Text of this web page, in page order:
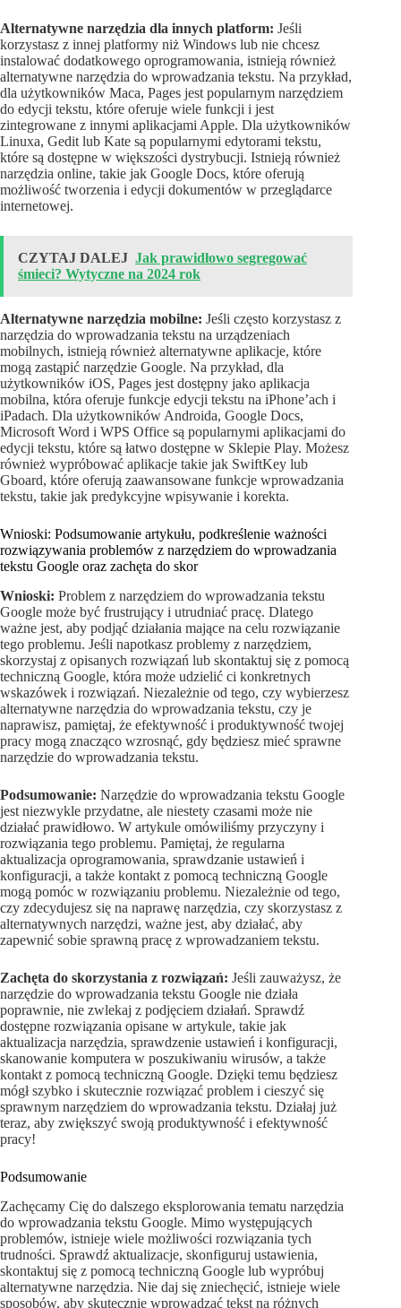
Alternatywne narzędzia dla innych platform: Jeśli
korzystasz z innej platformy niż Windows lub nie chcesz
instalować dodatkowego oprogramowania, istnieją również
alternatywne narzędzia do wprowadzania tekstu. Na przykład,
dla użytkowników Maca, Pages jest popularnym narzędziem
do edycji tekstu, które oferuje wiele funkcji i jest
zintegrowane z innymi aplikacjami Apple. Dla użytkowników
Linuxa, Gedit lub Kate są popularnymi edytorami tekstu,
które są dostępne w większości dystrybucji. Istnieją również
narzędzia online, takie jak Google Docs, które oferują
możliwość tworzenia i edycji dokumentów w przeglądarce
internetowej.
CZYTAJ DALEJ Jak prawidłowo segregować
śmieci? Wytyczne na 2024 rok
Alternatywne narzędzia mobilne: Jeśli często korzystasz z
narzędzia do wprowadzania tekstu na urządzeniach
mobilnych, istnieją również alternatywne aplikacje, które
mogą zastąpić narzędzie Google. Na przykład, dla
użytkowników iOS, Pages jest dostępny jako aplikacja
mobilna, która oferuje funkcje edycji tekstu na iPhone’ach i
iPadach. Dla użytkowników Androida, Google Docs,
Microsoft Word i WPS Office są popularnymi aplikacjami do
edycji tekstu, które są łatwo dostępne w Sklepie Play. Możesz
również wypróbować aplikacje takie jak SwiftKey lub
Gboard, które oferują zaawansowane funkcje wprowadzania
tekstu, takie jak predykcyjne wpisywanie i korekta.
Wnioski: Podsumowanie artykułu, podkreślenie ważności
rozwiązywania problemów z narzędziem do wprowadzania
tekstu Google oraz zachęta do skor
Wnioski: Problem z narzędziem do wprowadzania tekstu
Google może być frustrujący i utrudniać pracę. Dlatego
ważne jest, aby podjąć działania mające na celu rozwiązanie
tego problemu. Jeśli napotkasz problemy z narzędziem,
skorzystaj z opisanych rozwiązań lub skontaktuj się z pomocą
techniczną Google, która może udzielić ci konkretnych
wskazówek i rozwiązań. Niezależnie od tego, czy wybierzesz
alternatywne narzędzia do wprowadzania tekstu, czy je
naprawisz, pamiętaj, że efektywność i produktywność twojej
pracy mogą znacząco wzrosnąć, gdy będziesz mieć sprawne
narzędzie do wprowadzania tekstu.
Podsumowanie: Narzędzie do wprowadzania tekstu Google
jest niezwykle przydatne, ale niestety czasami może nie
działać prawidłowo. W artykule omówiliśmy przyczyny i
rozwiązania tego problemu. Pamiętaj, że regularna
aktualizacja oprogramowania, sprawdzanie ustawień i
konfiguracji, a także kontakt z pomocą techniczną Google
mogą pomóc w rozwiązaniu problemu. Niezależnie od tego,
czy zdecydujesz się na naprawę narzędzia, czy skorzystasz z
alternatywnych narzędzi, ważne jest, aby działać, aby
zapewnić sobie sprawną pracę z wprowadzaniem tekstu.
Zachęta do skorzystania z rozwiązań: Jeśli zauważysz, że
narzędzie do wprowadzania tekstu Google nie działa
poprawnie, nie zwlekaj z podjęciem działań. Sprawdź
dostępne rozwiązania opisane w artykule, takie jak
aktualizacja narzędzia, sprawdzenie ustawień i konfiguracji,
skanowanie komputera w poszukiwaniu wirusów, a także
kontakt z pomocą techniczną Google. Dzięki temu będziesz
mógł szybko i skutecznie rozwiązać problem i cieszyć się
sprawnym narzędziem do wprowadzania tekstu. Działaj już
teraz, aby zwiększyć swoją produktywność i efektywność
pracy!
Podsumowanie
Zachęcamy Cię do dalszego eksplorowania tematu narzędzia
do wprowadzania tekstu Google. Mimo występujących
problemów, istnieje wiele możliwości rozwiązania tych
trudności. Sprawdź aktualizacje, skonfiguruj ustawienia,
skontaktuj się z pomocą techniczną Google lub wypróbuj
alternatywne narzędzia. Nie daj się zniechęcić, istnieje wiele
sposobów, aby skutecznie wprowadzać tekst na różnych